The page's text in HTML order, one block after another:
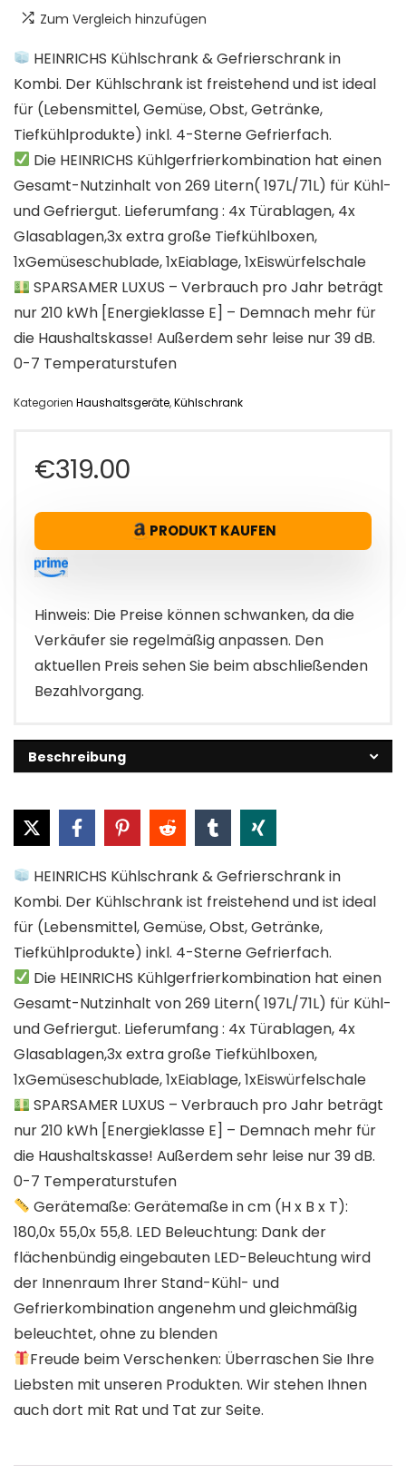
Zum Vergleich hinzufügen
HEINRICHS Kühlschrank & Gefrierschrank in
Kombi. Der Kühlschrank ist freistehend und ist ideal
für (Lebensmittel, Gemüse, Obst, Getränke,
Tiefkühlprodukte) inkl. 4-Sterne Gefrierfach.
Die HEINRICHS Kühlgerfrierkombination hat einen
Gesamt-Nutzinhalt von 269 Litern( 197L/71L) für Kühl-
und Gefriergut. Lieferumfang : 4x Türablagen, 4x
Glasablagen,3x extra große Tiefkühlboxen,
1xGemüseschublade, 1xEiablage, 1xEiswürfelschale
SPARSAMER LUXUS – Verbrauch pro Jahr beträgt
nur 210 kWh [Energieklasse E] – Demnach mehr für
die Haushaltskasse! Außerdem sehr leise nur 39 dB.
0-7 Temperaturstufen
Kategorien Haushaltsgeräte,Kühlschrank
€319.00
PRODUKT KAUFEN
Hinweis: Die Preise können schwanken, da die
Verkäufer sie regelmäßig anpassen. Den
aktuellen Preis sehen Sie beim abschließenden
Bezahlvorgang.
Beschreibung
HEINRICHS Kühlschrank & Gefrierschrank in
Kombi. Der Kühlschrank ist freistehend und ist ideal
für (Lebensmittel, Gemüse, Obst, Getränke,
Tiefkühlprodukte) inkl. 4-Sterne Gefrierfach.
Die HEINRICHS Kühlgerfrierkombination hat einen
Gesamt-Nutzinhalt von 269 Litern( 197L/71L) für Kühl-
und Gefriergut. Lieferumfang : 4x Türablagen, 4x
Glasablagen,3x extra große Tiefkühlboxen,
1xGemüseschublade, 1xEiablage, 1xEiswürfelschale
SPARSAMER LUXUS – Verbrauch pro Jahr beträgt
nur 210 kWh [Energieklasse E] – Demnach mehr für
die Haushaltskasse! Außerdem sehr leise nur 39 dB.
0-7 Temperaturstufen
Gerätemaße: Gerätemaße in cm (H x B x T):
180,0x 55,0x 55,8. LED Beleuchtung: Dank der
flächenbündig eingebauten LED-Beleuchtung wird
der Innenraum Ihrer Stand-Kühl- und
Gefrierkombination angenehm und gleichmäßig
beleuchtet, ohne zu blenden
Freude beim Verschenken: Überraschen Sie Ihre
Liebsten mit unseren Produkten. Wir stehen Ihnen
auch dort mit Rat und Tat zur Seite.